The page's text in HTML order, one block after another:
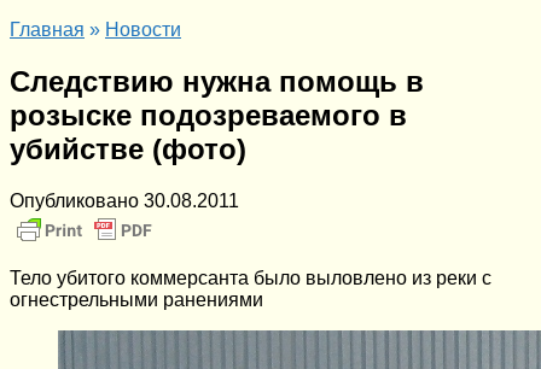
Главная » Новости
Следствию нужна помощь в
розыске подозреваемого в
убийстве (фото)
Опубликовано 30.08.2011
Тело убитого коммерсанта было выловлено из реки с
огнестрельными ранениями